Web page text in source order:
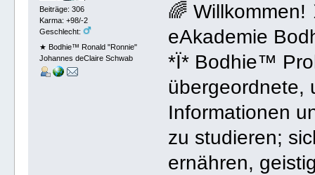
Beiträge: 306
Karma: +98/-2
Geschlecht:
★ Bodhie™ Ronald "Ronnie"
Johannes deClaire Schwab
🌈
eAkademie
*Ï* Bodhie™
übergeordnete,
Informationen
zu studieren;
ernähren,